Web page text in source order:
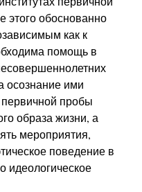
этого обоснованно
как к
помощь в
осознание ими
пробы
образа жизни, а
мероприятия,
поведение в
идеологическое